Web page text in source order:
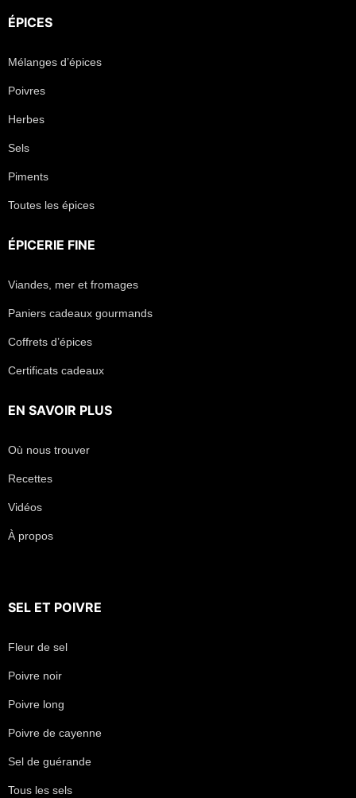
ÉPICES
Mélanges d’épices
Poivres
Herbes
Sels
Piments
Toutes les épices
ÉPICERIE FINE
Viandes, mer et fromages
Paniers cadeaux gourmands
Coffrets d’épices
Certificats cadeaux
EN SAVOIR PLUS
Où nous trouver
Recettes
Vidéos
À propos
SEL ET POIVRE
Fleur de sel
Poivre noir
Poivre long
Poivre de cayenne
Sel de guérande
Tous les sels